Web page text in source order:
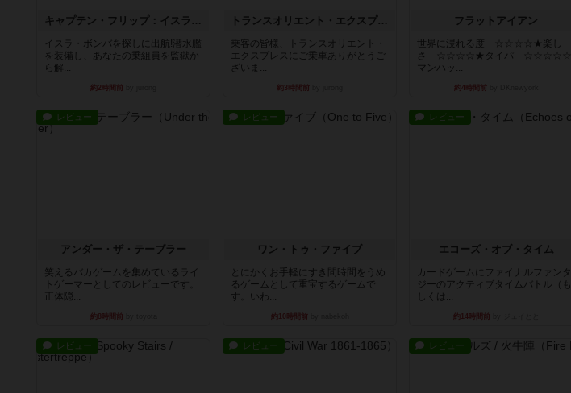
キャプテン・フリップ：イスラ・ボンバ
イスラ・ボンバを探しに出航!潜水艦
を装備し、あなたの乗組員を監獄か
ら解...
約2時間前
トランスオリエント・エクスプレス
乗客の皆様、トランスオリエント・
エクスプレスにご乗車ありがとうご
ざいま...
約3時間前
フラットアイアン
世界に浸れる度 ☆☆☆☆★楽し
さ ☆☆☆☆★タイパ ☆☆☆☆☆
マンハッ...
約4時間前
レビュー
アンダー・ザ・テーブラー
笑えるバカゲームを集めているライ
トゲーマーとしてのレビューです。
正体隠...
約8時間前
レビュー
ワン・トゥ・ファイブ
とにかくお手軽にすき間時間をうめ
るゲームとして重宝するゲームで
す。いわ...
約10時間前
レビュー
エコーズ・オブ・タイム
カードゲームにファイナルファンタ
ジーのアクティブタイムバトル（も
しくは...
約14時間前
レビュー レビュー レビュー